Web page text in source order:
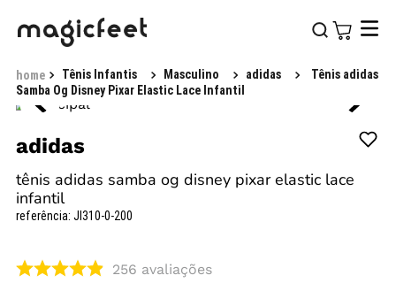
Tênis Infantis Masculino adidas
Tênis adidas
Samba Og Disney Pixar Elastic Lace Infantil
adidas
tênis adidas samba og disney pixar elastic lace
infantil
referência: JI310-0-200
256 avaliações